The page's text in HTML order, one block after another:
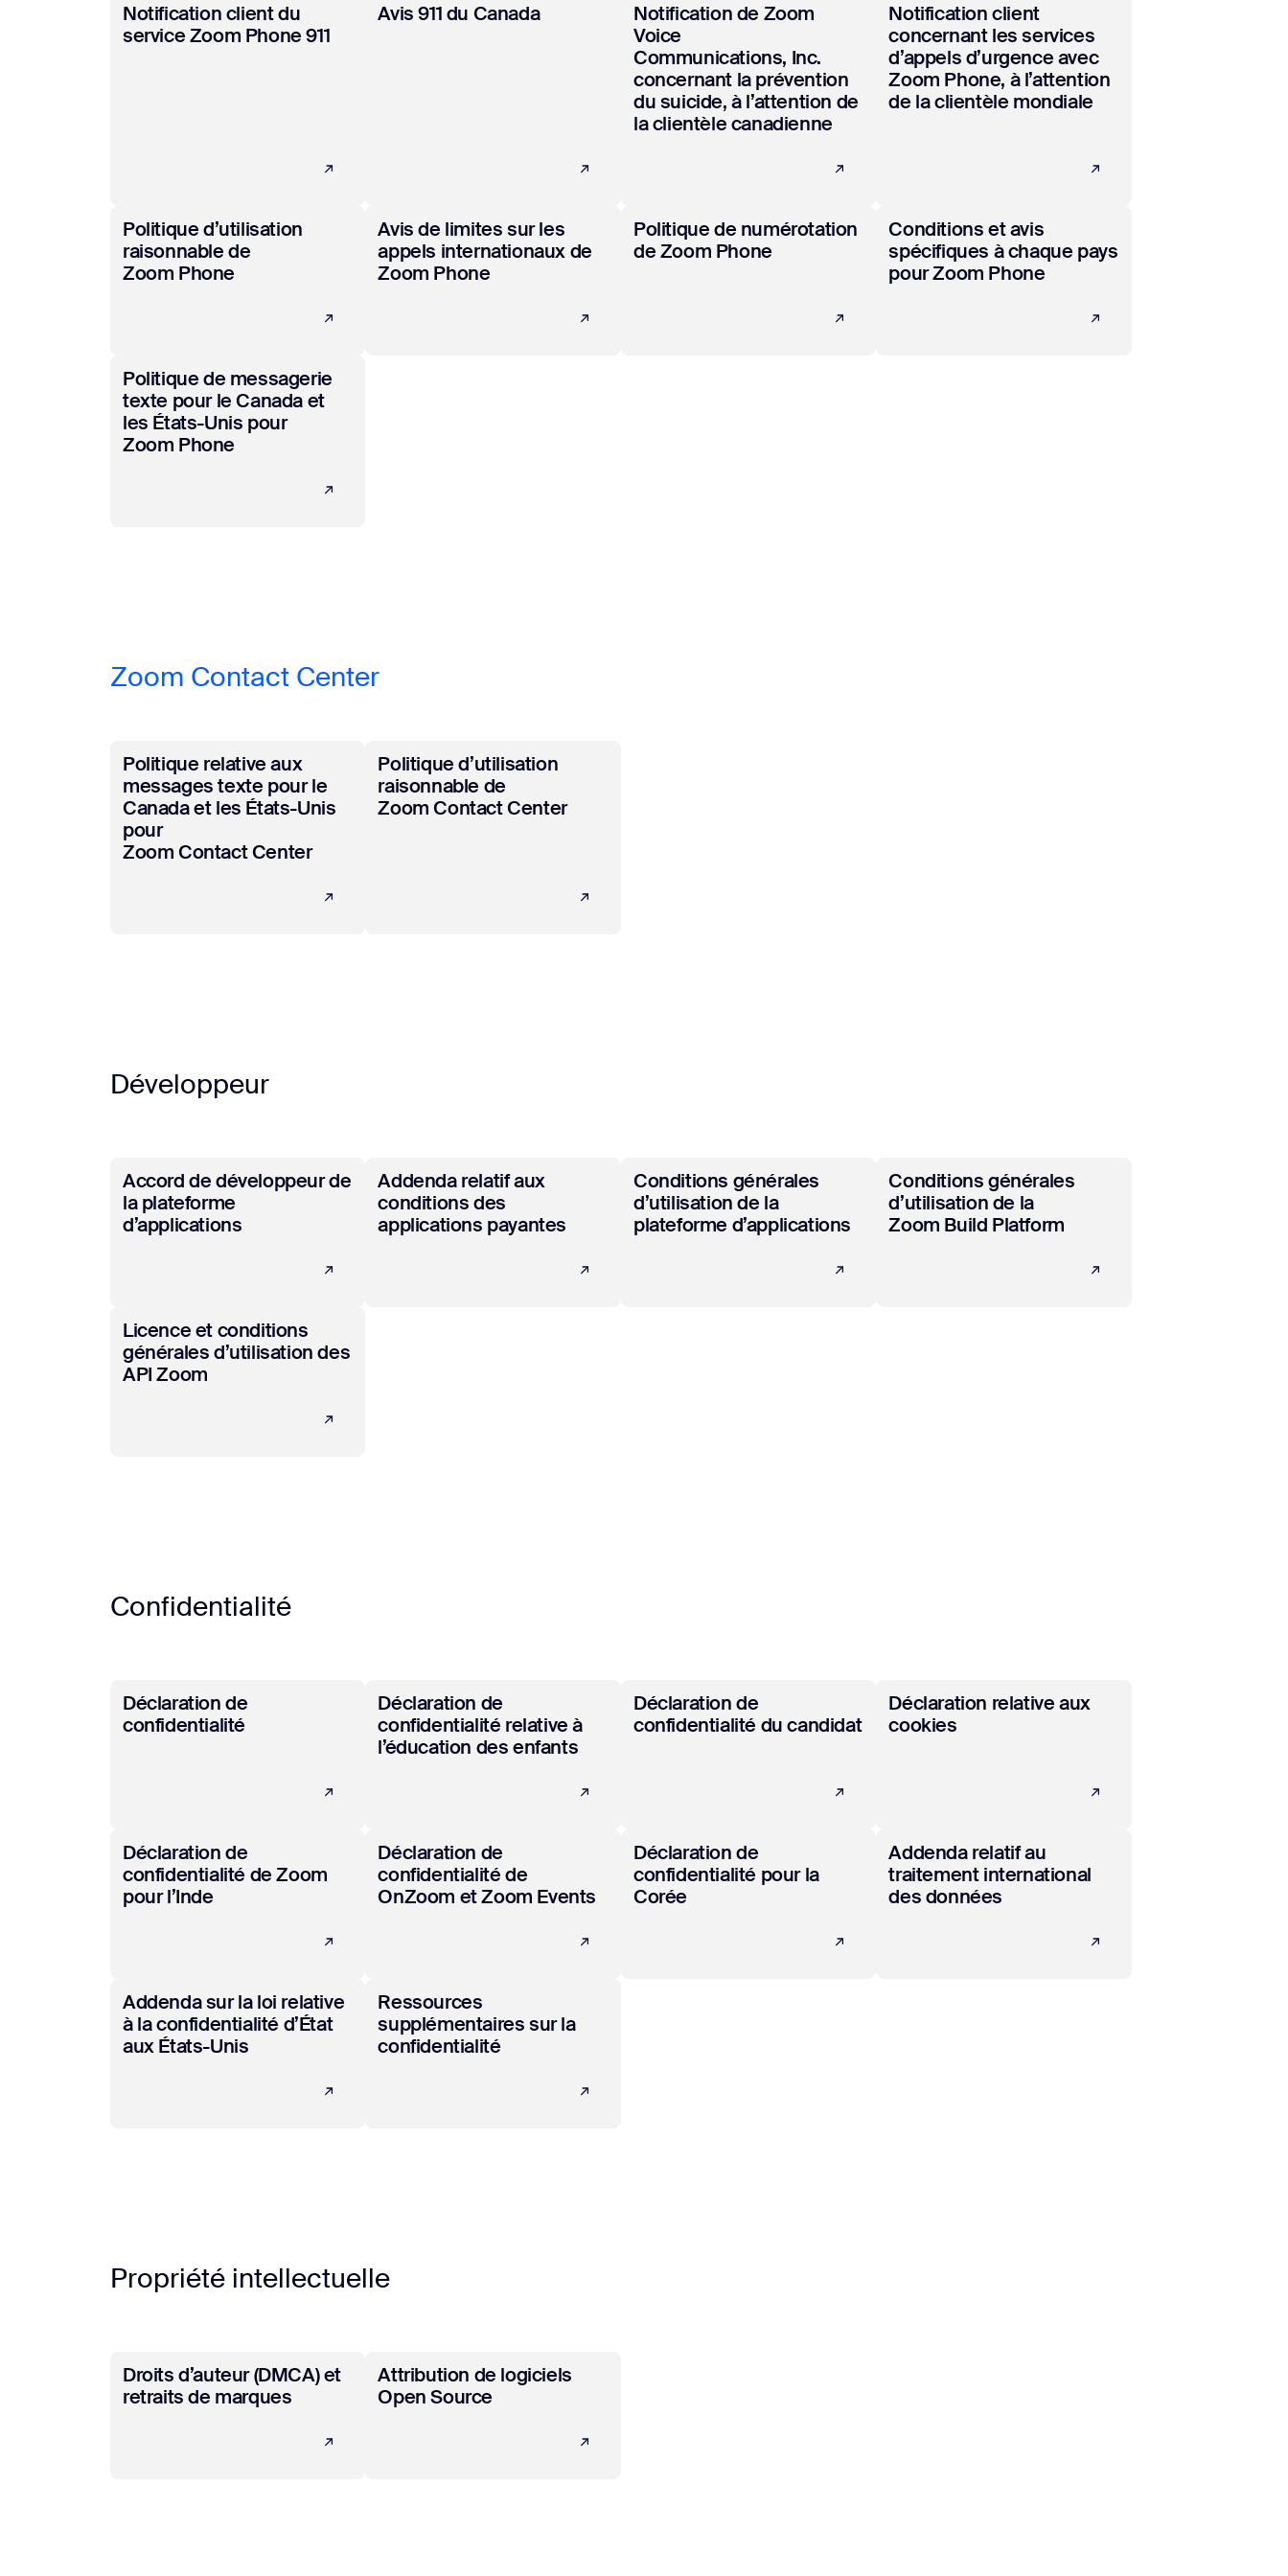
Notification client du
service Zoom Phone 911
En savoir plus Avis 911 du Canada
En savoir plus
Notification de Zoom
Voice
Communications, Inc.
concernant la prévention
du suicide, à l’attention de
la clientèle canadienne
En savoir plus
Notification client
concernant les services
d’appels d’urgence avec
Zoom Phone, à l’attention
de la clientèle mondiale
En savoir plus
Politique d’utilisation
raisonnable de
Zoom Phone
En savoir plus
Avis de limites sur les
appels internationaux de
Zoom Phone
En savoir plus
Politique de numérotation
de Zoom Phone
En savoir plus
Conditions et avis
spécifiques à chaque pays
pour Zoom Phone
En savoir plus
Politique de messagerie
texte pour le Canada et
les États-Unis pour
Zoom Phone
En savoir plus
Zoom Contact Center
Politique relative aux
messages texte pour le
Canada et les États-Unis
pour
Zoom Contact Center
En savoir plus
Politique d’utilisation
raisonnable de
Zoom Contact Center
En savoir plus
Développeur
Accord de développeur de
la plateforme
d’applications
En savoir plus
Addenda relatif aux
conditions des
applications payantes
En savoir plus
Conditions générales
d’utilisation de la
plateforme d’applications
En savoir plus
Conditions générales
d’utilisation de la
Zoom Build Platform
En savoir plus
Licence et conditions
générales d’utilisation des
API Zoom
En savoir plus
Confidentialité
Déclaration de
confidentialité
En savoir plus
Déclaration de
confidentialité relative à
l’éducation des enfants
En savoir plus
Déclaration de
confidentialité du candidat
En savoir plus
Déclaration relative aux
cookies
En savoir plus
Déclaration de
confidentialité de Zoom
pour l’Inde
En savoir plus
Déclaration de
confidentialité de
OnZoom et Zoom Events
En savoir plus
Déclaration de
confidentialité pour la
Corée
En savoir plus
Addenda relatif au
traitement international
des données
En savoir plus
Addenda sur la loi relative
à la confidentialité d’État
aux États-Unis
En savoir plus
Ressources
supplémentaires sur la
confidentialité
En savoir plus
Propriété intellectuelle
Droits d’auteur (DMCA) et
retraits de marques
En savoir plus
Attribution de logiciels
Open Source
En savoir plus